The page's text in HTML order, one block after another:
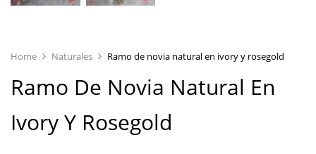
Home Naturales Ramo de novia natural en ivory y rosegold
Ramo De Novia Natural En
Ivory Y Rosegold